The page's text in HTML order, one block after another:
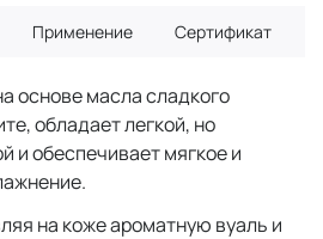
Применение Сертификат
основе масла сладкого
обладает легкой, но
и обеспечивает мягкое и
на коже ароматную вуаль и